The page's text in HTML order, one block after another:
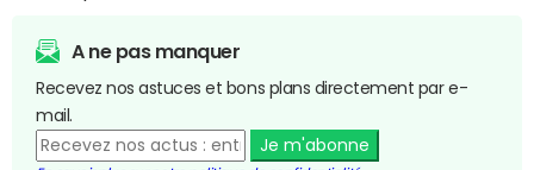
A ne pas manquer
Recevez nos astuces et bons plans directement par e-
mail.
Je m'abonne